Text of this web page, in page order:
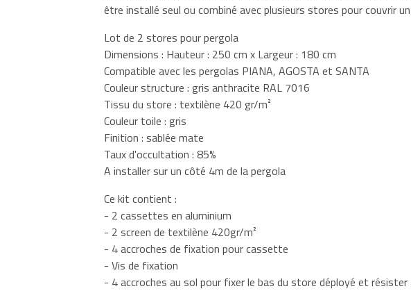
être installé seul ou combiné avec plusieurs stores pour couvrir
Lot de 2 stores pour pergola
Dimensions : Hauteur : 250 cm x Largeur : 180 cm
Compatible avec les pergolas PIANA, AGOSTA et SANTA
Couleur structure : gris anthracite RAL 7016
Tissu du store : textilène 420 gr/m²
Couleur toile : gris
Finition : sablée mate
Taux d'occultation : 85%
A installer sur un côté 4m de la pergola
Ce kit contient :
- 2 cassettes en aluminium
- 2 screen de textilène 420gr/m²
- 4 accroches de fixation pour cassette
- Vis de fixation
- 4 accroches au sol pour fixer le bas du store déployé et résister